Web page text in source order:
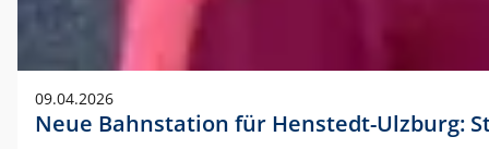
09.04.2026
Neue Bahnstation für Henstedt-Ulzburg: